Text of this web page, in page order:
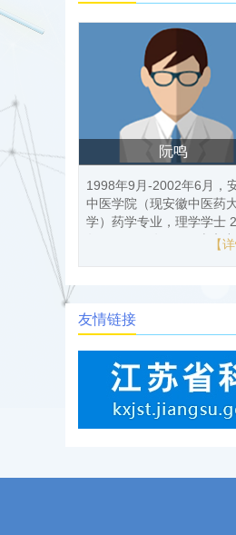
【详情】
阮鸣
1998年9月-2002年6月，
中医学院（现安徽中医药
学）药学专业，理学学士 2002
年9月-2005年6月，南京
学博士 2018年5月-2019年5
月，美国加州大学戴维斯分
医学院，访问学者 2019年8月-
至今，南京晓庄学院食品
学院，副教授，长期从事
器分析》课程的理论和实
【
友情链接